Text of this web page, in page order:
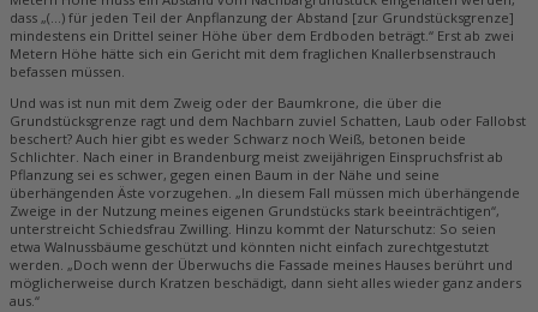
dass „(…) für jeden Teil der Anpflanzung der Abstand [zur Grundstücksgrenze]
mindestens ein Drittel seiner Höhe über dem Erdboden beträgt.“ Erst ab zwei
Metern Höhe hätte sich ein Gericht mit dem fraglichen Knallerbsenstrauch
befassen müssen.
Und was ist nun mit dem Zweig oder der Baumkrone, die über die
Grundstücksgrenze ragt und dem Nachbarn zuviel Schatten, Laub oder Fallobst
beschert? Auch hier gibt es weder Schwarz noch Weiß, betonen beide
Schlichter. Nach einer in Brandenburg meist zweijährigen Einspruchsfrist ab
Pflanzung sei es schwer, gegen einen Baum in der Nähe und seine
überhängenden Äste vorzugehen. „In diesem Fall müssen mich überhängende
Zweige in der Nutzung meines eigenen Grundstücks stark beeinträchtigen“,
unterstreicht Schiedsfrau Zwilling. Hinzu kommt der Naturschutz: So seien
etwa Walnussbäume geschützt und könnten nicht einfach zurechtgestutzt
werden. „Doch wenn der Überwuchs die Fassade meines Hauses berührt und
möglicherweise durch Kratzen beschädigt, dann sieht alles wieder ganz anders
aus.“